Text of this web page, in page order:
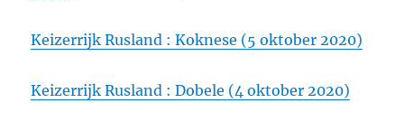
Keizerrijk Rusland : Koknese (5 oktober 2020)
Keizerrijk Rusland : Dobele (4 oktober 2020)